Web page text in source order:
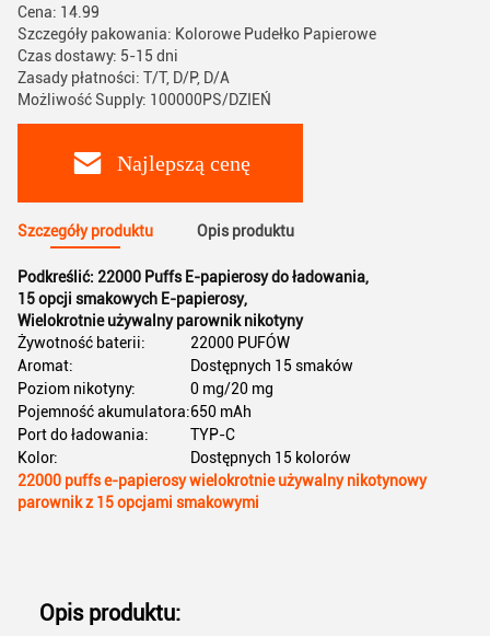
Cena: 14.99
Szczegóły pakowania: Kolorowe Pudełko Papierowe
Czas dostawy: 5-15 dni
Zasady płatności: T/T, D/P, D/A
Możliwość Supply: 100000PS/DZIEŃ
Najlepszą cenę
Szczegóły produktu Opis produktu
Podkreślić: 22000 Puffs E-papierosy do ładowania,
15 opcji smakowych E-papierosy,
Wielokrotnie używalny parownik nikotyny
Żywotność baterii:
22000 PUFÓW
Aromat:
Dostępnych 15 smaków
Poziom nikotyny:
0 mg/20 mg
Pojemność akumulatora:650 mAh
Port do ładowania:
TYP-C
Kolor:
Dostępnych 15 kolorów
22000 puffs e-papierosy wielokrotnie używalny nikotynowy
parownik z 15 opcjami smakowymi
Opis produktu: